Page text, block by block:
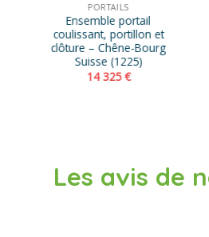
PORTAILS
Ensemble portail
coulissant, portillon et
clôture – Chêne-Bourg
Suisse (1225)
14 325€
Les avis de